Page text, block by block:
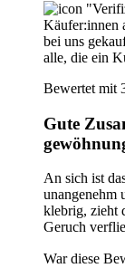
Käufer:innen
bei uns
alle, die ein
Bewertet mit
Gute
An sich ist
unangenehm
klebrig, zieht
Geruch
War diese